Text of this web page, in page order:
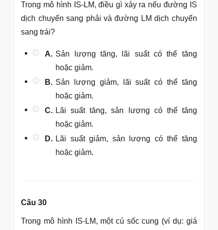
Trong mô hình IS-LM, điều gì xảy ra nếu đường IS
dịch chuyển sang phải và đường LM dịch chuyển
sang trái?
A. Sản lượng tăng, lãi suất có thể tăng
hoặc giảm.
B. Sản lượng giảm, lãi suất có thể tăng
hoặc giảm.
C. Lãi suất tăng, sản lượng có thể tăng
hoặc giảm.
D. Lãi suất giảm, sản lượng có thể tăng
hoặc giảm.
Câu 30
Trong mô hình IS-LM, một cú sốc cung (ví dụ: giá